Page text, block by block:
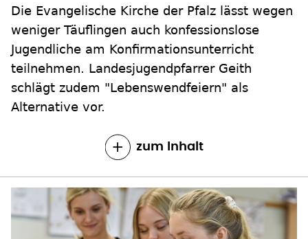
Die Evangelische Kirche der Pfalz lässt wegen
weniger Täuflingen auch konfessionslose
Jugendliche am Konfirmationsunterricht
teilnehmen. Landesjugendpfarrer Geith
schlägt zudem "Lebenswendfeiern" als
Alternative vor.
zum Inhalt